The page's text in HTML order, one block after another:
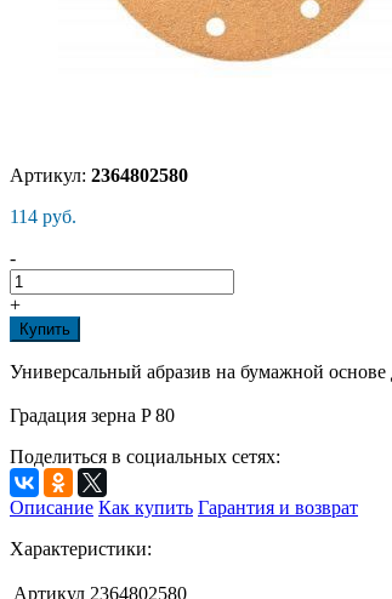
Артикул: 2364802580
114 руб.
-
+
Купить
Универсальный абразив на бумажной
Градация зерна P 80
Поделиться в социальных сетях:
Описание Как купить Гарантия и возврат
Характеристики:
Артикул 2364802580